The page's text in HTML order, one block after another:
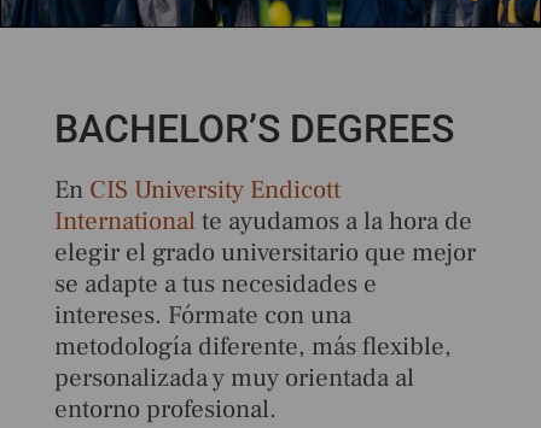
BACHELOR’S DEGREES
En CIS University Endicott
Internationalte ayudamos a la hora de
elegir el grado universitario que mejor
se adapte a tus necesidades e
intereses. Fórmate con una
metodología diferente, más flexible,
personalizada y muy orientada al
entorno profesional.